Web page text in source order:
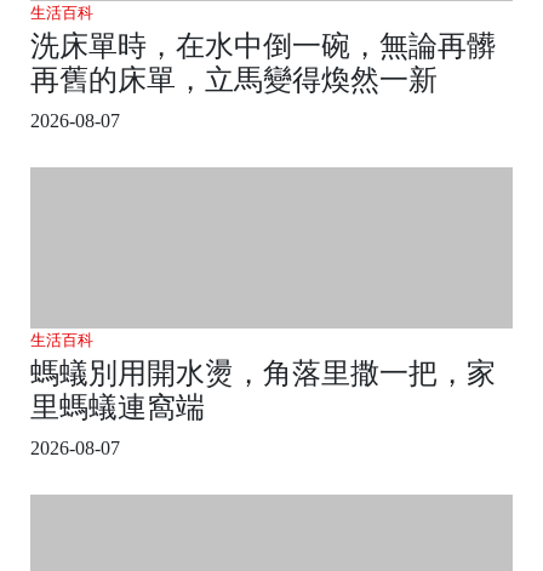
生活百科
洗床單時，在水中倒一碗，無論再髒
再舊的床單，立馬變得煥然一新
2026-08-07
生活百科
螞蟻別用開水燙，角落里撒一把，家
里螞蟻連窩端
2026-08-07